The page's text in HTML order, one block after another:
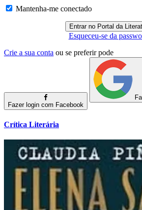
Mantenha-me conectado
Esqueceu-se da
Crie a sua conta ou se preferir pode
Fazer login com Facebook
Crítica Literária